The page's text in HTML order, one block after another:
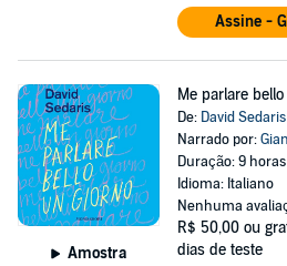
Assine -
Amostra
Me parlare
De: David Sedaris
Narrado por:
Duração: 9
Idioma: Italiano
Nenhuma
R$ 50,00 ou
dias de teste